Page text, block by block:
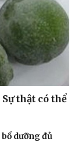
thật có thể
dưỡng đủ